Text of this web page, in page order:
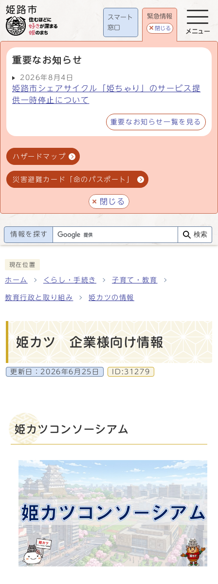
スマート
窓口
緊急情報
閉じる
重要なお知らせ
2026年8月4日
姫路市シェアサイクル「姫ちゃり」のサービス提
供一時停止について
重要なお知らせ一覧を見る
ハザードマップ
災害避難カード「命のパスポート」
閉じる
メニュー
情報を探す 検索
現在位置
ホーム くらし・手続き 子育て・教育
教育行政と取り組み 姫カツの情報
姫カツ 企業様向け情報
更新日： 2026年6月25日 ID:31279
姫カツコンソーシアム